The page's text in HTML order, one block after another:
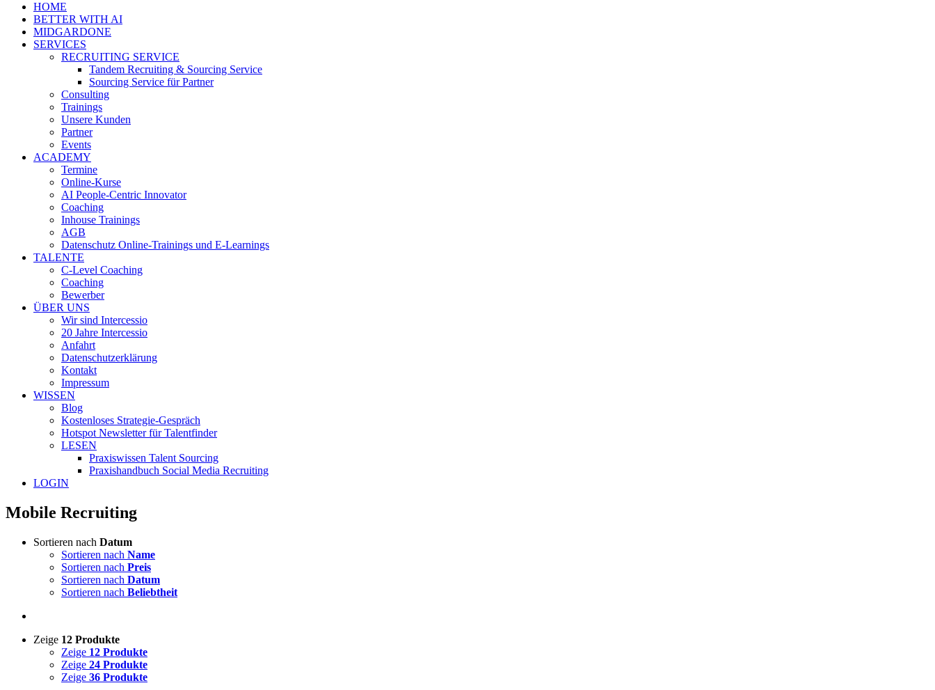
HOME
BETTER WITH AI
MIDGARDONE
SERVICES
RECRUITING SERVICE
Tandem Recruiting & Sourcing Service
Sourcing Service für Partner
Consulting
Trainings
Unsere Kunden
Partner
Events
ACADEMY
Termine
Online-Kurse
AI People-Centric Innovator
Coaching
Inhouse Trainings
AGB
Datenschutz Online-Trainings und E-Learnings
TALENTE
C-Level Coaching
Coaching
Bewerber
ÜBER UNS
Wir sind Intercessio
20 Jahre Intercessio
Anfahrt
Datenschutzerklärung
Kontakt
Impressum
WISSEN
Blog
Kostenloses Strategie-Gespräch
Hotspot Newsletter für Talentfinder
LESEN
Praxiswissen Talent Sourcing
Praxishandbuch Social Media Recruiting
LOGIN
Mobile Recruiting
Sortieren nach Datum
Sortieren nach Name
Sortieren nach Preis
Sortieren nach Datum
Sortieren nach Beliebtheit
Zeige 12 Produkte
Zeige 12 Produkte
Zeige 24 Produkte
Zeige 36 Produkte